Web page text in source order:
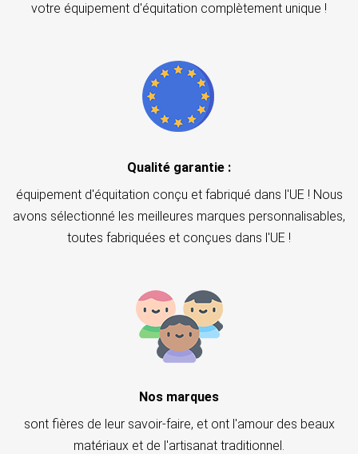
votre équipement d'équitation complètement unique !
Qualité garantie :
équipement d'équitation conçu et fabriqué dans l'UE ! Nous
avons sélectionné les meilleures marques personnalisables,
toutes fabriquées et conçues dans l'UE !
Nos marques
sont fières de leur savoir-faire, et ont l'amour des beaux
matériaux et de l'artisanat traditionnel.